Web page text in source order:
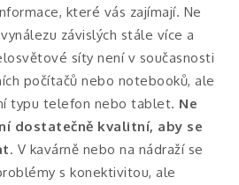
které vás zajímají. Ne
závislých stále více a
síty není v současnosti
počítačů nebo notebooků, ale
typu telefon nebo tablet. Ne
dostatečně kvalitní, aby se
. V kavárně nebo na nádraží se
s konektivitou, ale